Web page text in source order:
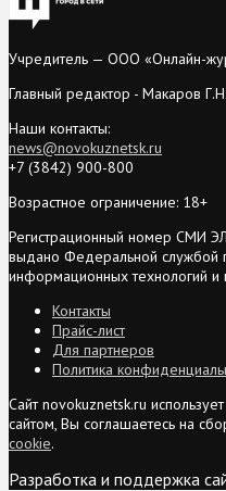
Учредитель — ООО «Онлайн-
Главный редактор - Макаров Г.Н.
Наши контакты:
news@novokuznetsk.ru
+7 (3842) 900-800
Возрастное ограничение: 18+
Регистрационный номер СМИ
выдано Федеральной службой
информационных технологий и
Контакты
Прайс-лист
Для партнеров
Политика
Сайт novokuznetsk.ru
сайтом, Вы соглашаетесь на
cookie.
Разработка и поддержка